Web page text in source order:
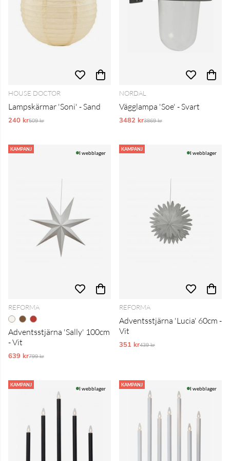
HOUSE DOCTOR
Lampskärmar 'Soni' - Sand
240 krOrdinarie pris:
509 kr
NORDAL
Vägglampa 'Soe' - Svart
3482 krOrdinarie pris:
3869 kr
KAMPANJ
I webblager
REFORMA
Adventsstjärna 'Sally' 100cm
- Vit
639 krOrdinarie pris:
799 kr
KAMPANJ
I webblager
REFORMA
Adventsstjärna 'Lucia' 60cm -
Vit
351 krOrdinarie pris:
439 kr
KAMPANJ
I webblager
KAMPANJ
I webblager